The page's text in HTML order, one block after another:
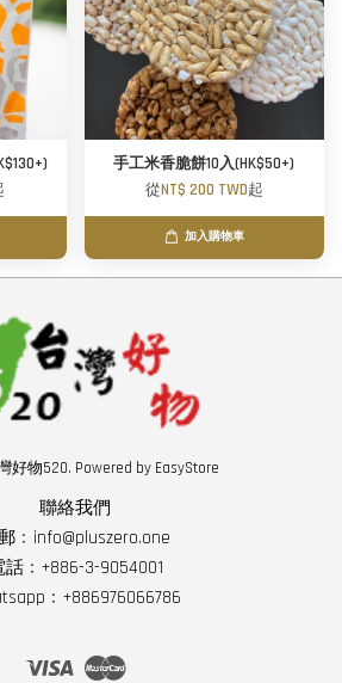
手工米香脆餅10入(HK$50+)
從NT$ 200 TWD起
加入購物車
好物520. Powered by EasyStore
聯絡我們
﹕info@pluszero.one
話﹕+886-3-9054001
Visa Master